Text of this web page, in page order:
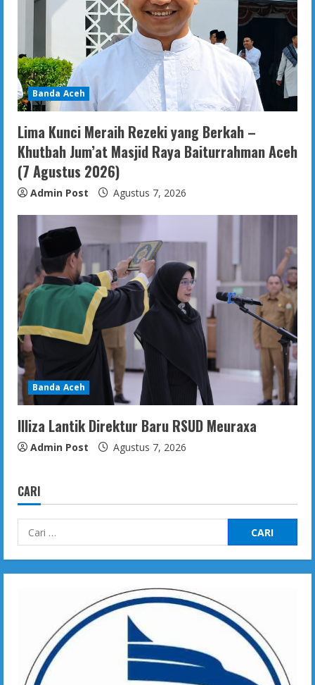
Banda Aceh
Lima Kunci Meraih Rezeki yang Berkah –
Khutbah Jum’at Masjid Raya Baiturrahman Aceh
(7 Agustus 2026)
Admin Post Agustus 7, 2026
Banda Aceh
Illiza Lantik Direktur Baru RSUD Meuraxa
Admin Post Agustus 7, 2026
CARI
Cari
untuk: